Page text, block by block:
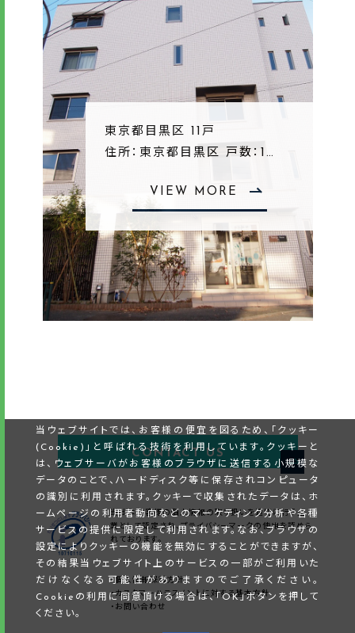
東京都目黒区 11戸
住所：東京都目黒区 戸数：1…
VIEW MORE
CONTACT US
当社はお客様の個人情報の取り扱いを適切に行う企
業として認定され、プライバシーマークの使用を認めら
れております。
・個人情報保護方針
・カスタマーハラスメントに対する基本方針
・お問い合わせ
当ウェブサイトでは、お客様の便宜を図るため、「クッキー
(Cookie)」と呼ばれる技術を利用しています。クッキーと
は、ウェブサーバがお客様のブラウザに送信する小規模な
データのことで、ハードディスク等に保存されコンピュータ
の識別に利用されます。クッキーで収集されたデータは、ホ
ームページの利用者動向などのマーケティング分析や各種
サービスの提供に限定して利用されます。なお、ブラウザの
設定によりクッキーの機能を無効にすることができますが、
その結果当ウェブサイト上のサービスの一部がご利用いた
だけなくなる可能性がありますのでご了承ください。
Cookieの利用に同意頂ける場合は、「OK」ボタンを押して
ください。